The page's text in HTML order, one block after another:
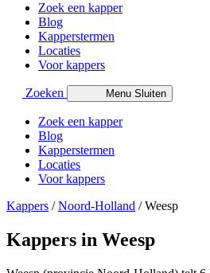
Zoek een kapper
Blog
Kapperstermen
Locaties
Voor kappers
Zoeken Menu Sluiten
Zoek een kapper
Blog
Kapperstermen
Locaties
Voor kappers
Kappers /Noord-Holland /Weesp
Kappers in Weesp